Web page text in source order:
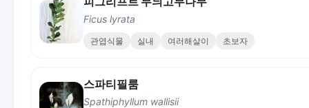
Ficus lyrata
관엽식물 실내 여러해살이 초보자
스파티필룸
Spathiphyllum wallisii